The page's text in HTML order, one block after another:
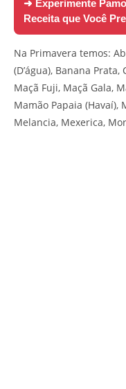
➜ Experimente
Receita que Você
Na Primavera temos:
(D’água), Banana
Maçã Fuji, Maçã Gala,
Mamão Papaia (Havaí),
Melancia, Mexerica,